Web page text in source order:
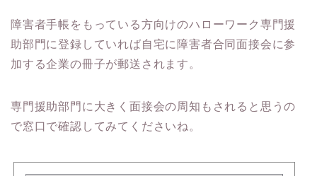
障害者手帳をもっている方向けのハローワーク専門援
助部門に登録していれば自宅に障害者合同面接会に参
加する企業の冊子が郵送されます。
専門援助部門に大きく面接会の周知もされると思うの
で窓口で確認してみてくださいね。